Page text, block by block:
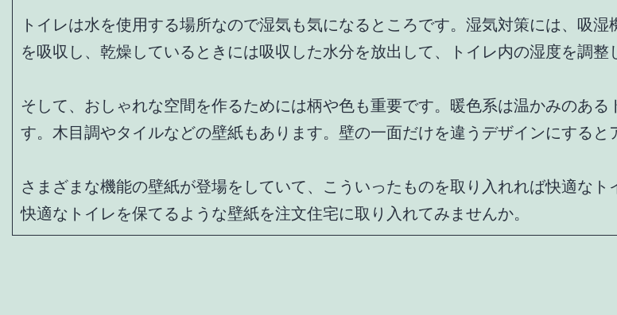
トイレは水を使用する場所なので湿気も気になるところです。湿気対策には、吸
を吸収し、乾燥しているときには吸収した水分を放出して、トイレ内の湿度を調整
そして、おしゃれな空間を作るためには柄や色も重要です。暖色系は温かみのあ
す。木目調やタイルなどの壁紙もあります。壁の一面だけを違うデザインにすると
さまざまな機能の壁紙が登場をしていて、こういったものを取り入れれば快適な
快適なトイレを保てるような壁紙を注文住宅に取り入れてみませんか。